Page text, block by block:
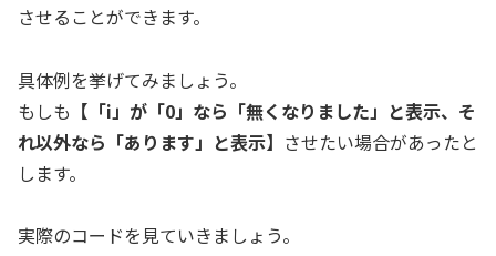
させることができます。
具体例を挙げてみましょう。
もしも 【「i」が「0」なら「無くなりました」と表示、そ
れ以外なら「あります」と表示】 させたい場合があったと
します。
実際のコードを見ていきましょう。